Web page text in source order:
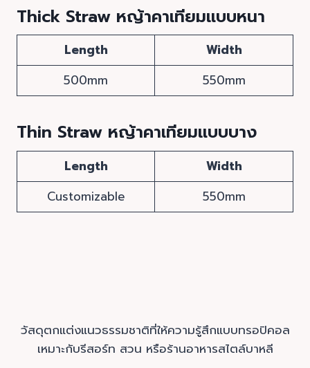
Thick Straw หญ้าคาเทียมแบบหนา
Length
Width
500mm
550mm
Thin Straw หญ้าคาเทียมแบบบาง
Length
Width
Customizable
550mm
วัสดุตกแต่งแนวธรรมชาติที่ให้ความรู้สึกแบบทรอปิคอล
เหมาะกับรีสอร์ท สวน หรือร้านอาหารสไตล์บาหลี